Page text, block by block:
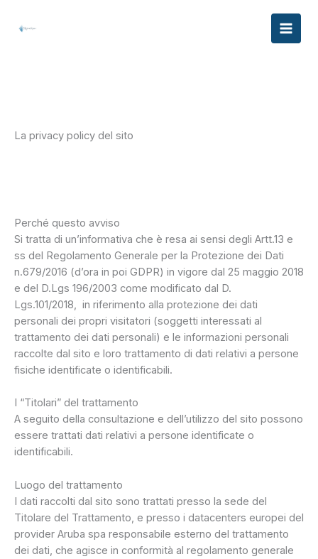
La privacy policy del sito
Perché questo avviso
Si tratta di un’informativa che è resa ai sensi degli Artt.13 e
ss del Regolamento Generale per la Protezione dei Dati
n.679/2016 (d’ora in poi GDPR) in vigore dal 25 maggio 2018
e del D.Lgs 196/2003 come modificato dal D.
Lgs.101/2018, in riferimento alla protezione dei dati
personali dei propri visitatori (soggetti interessati al
trattamento dei dati personali) e le informazioni personali
raccolte dal sito e loro trattamento di dati relativi a persone
fisiche identificate o identificabili.
I “Titolari” del trattamento
A seguito della consultazione e dell’utilizzo del sito possono
essere trattati dati relativi a persone identificate o
identificabili.
Luogo del trattamento
I dati raccolti dal sito sono trattati presso la sede del
Titolare del Trattamento, e presso i datacenters europei del
provider Aruba spa responsabile esterno del trattamento
dei dati, che agisce in conformità al regolamento generale